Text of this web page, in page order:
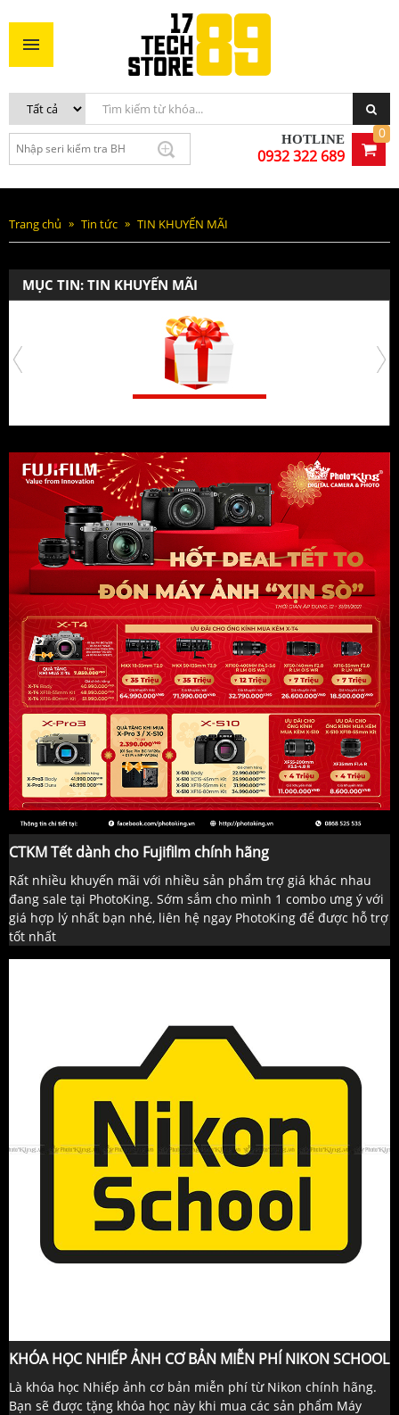
HOTLINE
0932 322 689
0
Trang chủ Tin tức TIN KHUYẾN MÃI
MỤC TIN: TIN KHUYẾN MÃI
CTKM Tết dành cho Fujifilm chính hãng
Rất nhiều khuyến mãi với nhiều sản phẩm trợ giá khác nhau
đang sale tại PhotoKing. Sớm sắm cho mình 1 combo ưng ý với
giá hợp lý nhất bạn nhé, liên hệ ngay PhotoKing để được hỗ trợ
tốt nhất
KHÓA HỌC NHIẾP ẢNH CƠ BẢN MIỄN PHÍ NIKON SCHOOL
Là khóa học Nhiếp ảnh cơ bản miễn phí từ Nikon chính hãng.
Bạn sẽ được tặng khóa học này khi mua các sản phẩm Máy